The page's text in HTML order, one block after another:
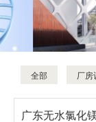
全部 厂房
广东无水氯化